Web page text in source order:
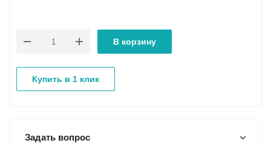
В корзину
Купить в 1 клик
Задать вопрос